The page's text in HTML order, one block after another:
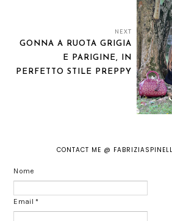
NEXT
GONNA A RUOTA GRIGIA
E PARIGINE, IN
PERFETTO STILE PREPPY
CONTACT ME @
Nome
Email*